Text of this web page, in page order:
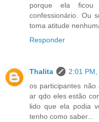
porque ela
confessionário. Ou
toma atitude
Responder
Thalita
2:01
os participantes
ar qdo eles estão
lido que ela podia
tenho como saber...